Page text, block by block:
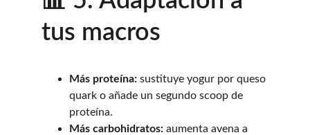
tus macros
Más proteína: sustituye yogur por queso
quark o añade un segundo scoop de
proteína.
Más carbohidratos: aumenta avena a